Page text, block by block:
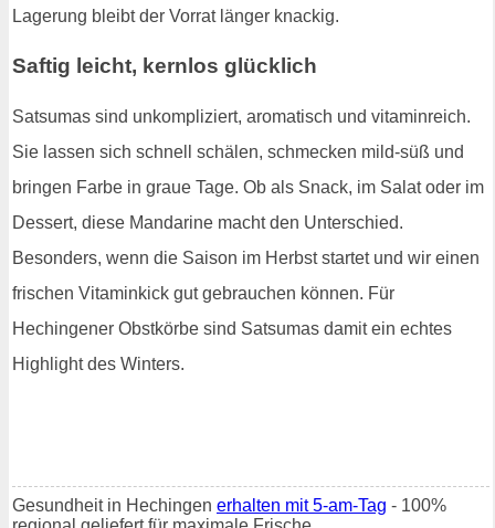
Lagerung bleibt der Vorrat länger knackig.
Saftig leicht, kernlos glücklich
Satsumas sind unkompliziert, aromatisch und vitaminreich.
Sie lassen sich schnell schälen, schmecken mild-süß und
bringen Farbe in graue Tage. Ob als Snack, im Salat oder im
Dessert, diese Mandarine macht den Unterschied.
Besonders, wenn die Saison im Herbst startet und wir einen
frischen Vitaminkick gut gebrauchen können. Für
Hechingener Obstkörbe sind Satsumas damit ein echtes
Highlight des Winters.
Gesundheit in Hechingen erhalten mit 5-am-Tag - 100%